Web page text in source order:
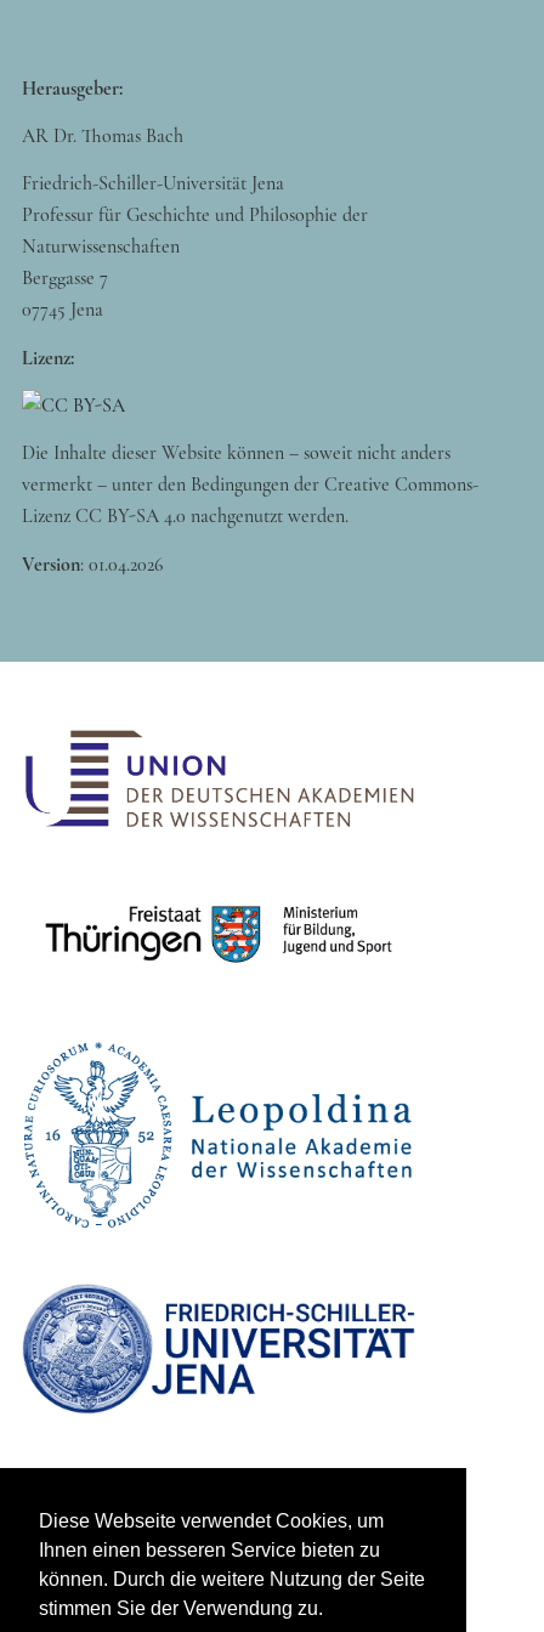
Diese Webseite verwendet Cookies, um
Ihnen einen besseren Service bieten zu
können. Durch die weitere Nutzung der Seite
stimmen Sie der Verwendung zu.
Herausgeber:
AR Dr. Thomas Bach
Friedrich-Schiller-Universität Jena
Professur für Geschichte und Philosophie der
Naturwissenschaften
Berggasse 7
07745 Jena
Lizenz:
Die Inhalte dieser Website können – soweit nicht anders
vermerkt – unter den Bedingungen der Creative Commons-
Lizenz CC BY-SA 4.0 nachgenutzt werden.
Version: 01.04.2026